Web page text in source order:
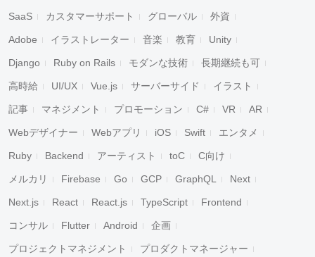
SaaS カスタマーサポート グローバル 外資
Adobe イラストレーター 音楽 教育 Unity
Django Ruby on Rails モダンな技術 長期継続も可
高時給 UI/UX Vue.js サーバーサイド イラスト
記事 マネジメント プロモーション C# VR AR
Webデザイナー Webアプリ iOS Swift エンタメ
Ruby Backend アーティスト toC C向け
メルカリ Firebase Go GCP GraphQL Next
Next.js React React.js TypeScript Frontend
コンサル Flutter Android 企画
プロジェクトマネジメント プロダクトマネージャー